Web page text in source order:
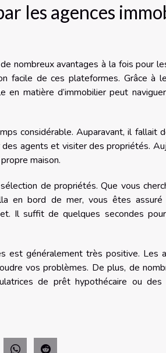
les agences
nombreux avantages à la fois pour
facile de ces plateformes. Grâce à
en matière d’immobilier peut
considérable. Auparavant, il fallait
agents et visiter des propriétés.
maison.
de propriétés. Que vous
en bord de mer, vous êtes
Il suffit de quelques secondes
est généralement très positive. Les
vos problèmes. De plus, de
de prêt hypothécaire ou des